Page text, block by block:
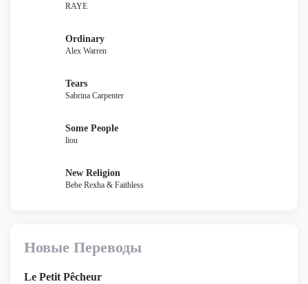
RAYE
Ordinary
Alex Warren
Tears
Sabrina Carpenter
Some People
liou
New Religion
Bebe Rexha & Faithless
Новые Переводы
Le Petit Pêcheur